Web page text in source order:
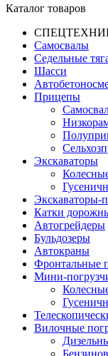
Каталог товаров
Самосвалы
Седельные
Шасси
Прицепы
Экскаваторы
Экскаваторы-
Катки
Автогрейдеры
Бульдозеры
Автокраны
Фронтальные
Мини-
Вилочные